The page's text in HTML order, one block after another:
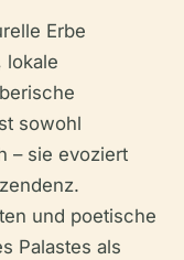
Erbe
lokale
sowohl
– sie evoziert
und poetische
Palastes als